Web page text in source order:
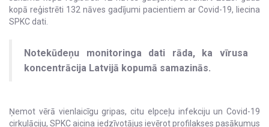
kopā reģistrēti 132 nāves gadījumi pacientiem ar Covid-19, liecina
SPKC dati.
Notekūdeņu monitoringa dati rāda, ka vīrusa
koncentrācija Latvijā kopumā samazinās.
Ņemot vērā vienlaicīgu gripas, citu elpceļu infekciju un Covid-19
cirkulāciju, SPKC aicina iedzīvotājus ievērot profilakses pasākumus